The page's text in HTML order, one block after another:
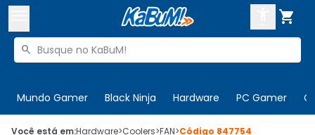

Buscar produtos

Mundo Gamer Black Ninja Hardware PC Gamer
Você está em:Hardware>Coolers>FAN>Código 847754